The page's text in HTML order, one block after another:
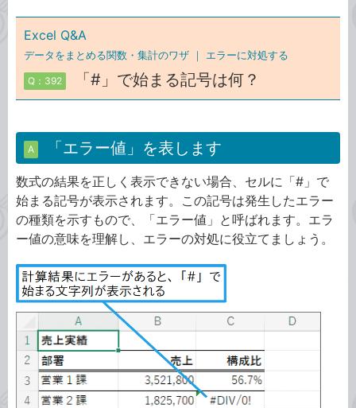
Excel Q&A
データをまとめる関数・集計のワザ ｜ エラーに対処する
Q：392 「#」で始まる記号は何？
A 「エラー値」を表します
数式の結果を正しく表示できない場合、セルに「#」で
始まる記号が表示されます。この記号は発生したエラー
の種類を示すもので、「エラー値」と呼ばれます。エラ
ー値の意味を理解し、エラーの対処に役立てましょう。